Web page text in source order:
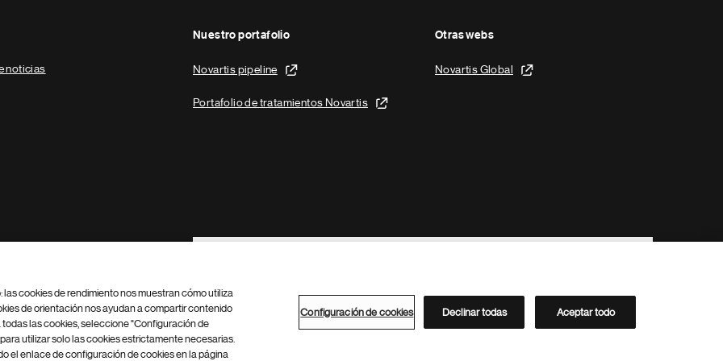
noticias
Nuestro portafolio
Novartis pipeline
Portafolio de tratamientos Novartis
Otras webs
Novartis Global
Footer Site Search
Configuración de cookies Mapa del sitio
Directorio de Novartis
cookies de rendimiento nos muestran cómo utiliza
de orientación nos ayudan a compartir contenido
las cookies, seleccione "Configuración de
utilizar solo las cookies estrictamente necesarias.
el enlace de configuración de cookies en la página
Configuración de cookies Declinar todas Aceptar todo